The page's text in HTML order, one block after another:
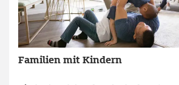
Familien mit Kindern